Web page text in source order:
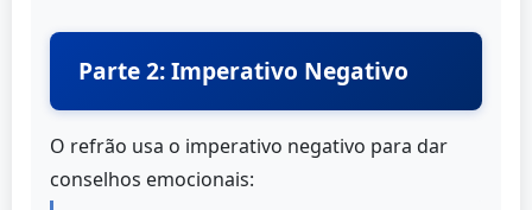
Parte 2: Imperativo Negativo
O refrão usa o imperativo negativo para dar
conselhos emocionais: